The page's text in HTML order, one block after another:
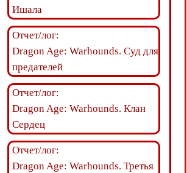
Ишала
Отчет/лог:
Dragon Age: Warhounds. Суд для
предателей
Отчет/лог:
Dragon Age: Warhounds. Клан
Сердец
Отчет/лог:
Dragon Age: Warhounds. Третья